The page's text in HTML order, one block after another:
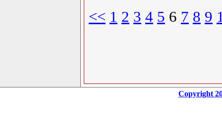
<< 1 2 3 4 5 6 7 8 9
Copyright